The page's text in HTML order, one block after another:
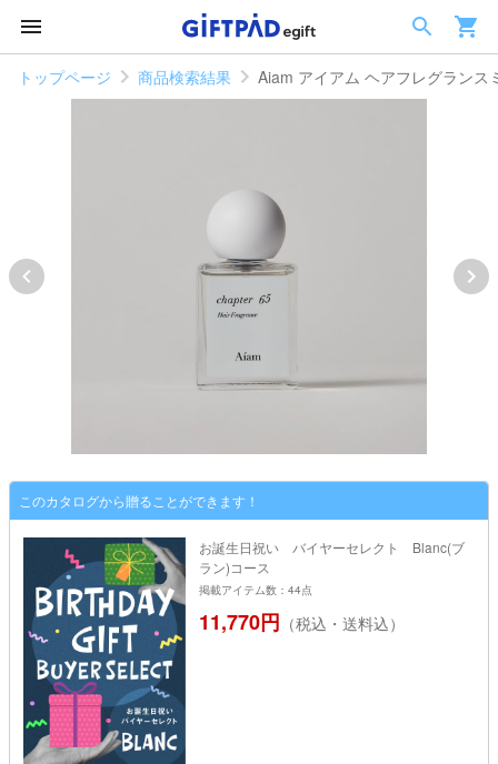
トップページ 商品検索結果 Aiam アイアム ヘアフレグラン
このカタログから贈ることができます！
お誕生日祝い バイヤーセレクト Blanc(ブ
ラン)コース
掲載アイテム数：44点
11,770円 （税込・送料込）